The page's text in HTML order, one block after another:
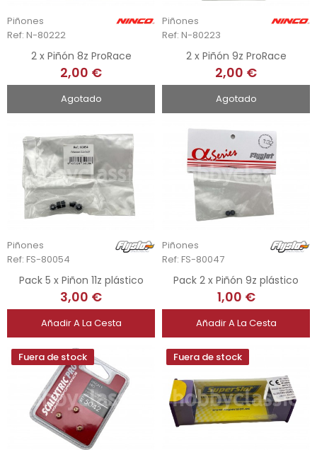
Piñones
Ref: N-80222
2 x Piñón 8z ProRace
2,00 €
Agotado
Piñones
Ref: N-80223
2 x Piñón 9z ProRace
2,00 €
Agotado
Piñones
Ref: FS-80054
Pack 5 x Piñon 11z plástico
3,00 €
Añadir A La Cesta
Piñones
Ref: FS-80047
Pack 2 x Piñón 9z plástico
1,00 €
Añadir A La Cesta
Fuera de stock Fuera de stock